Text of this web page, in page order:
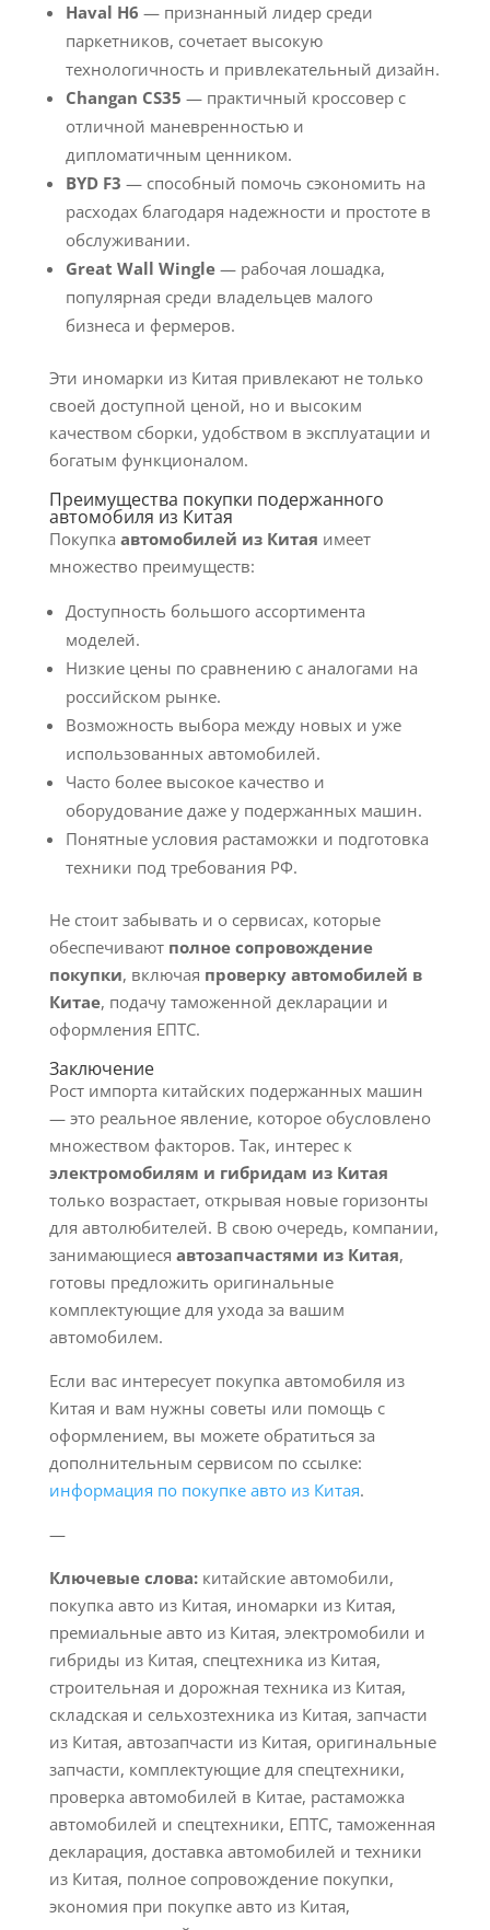
Haval H6 — признанный лидер среди
паркетников, сочетает высокую
технологичность и привлекательный дизайн.
Changan CS35 — практичный кроссовер с
отличной маневренностью и
дипломатичным ценником.
BYD F3 — способный помочь сэкономить на
расходах благодаря надежности и простоте в
обслуживании.
Great Wall Wingle— рабочая лошадка,
популярная среди владельцев малого
бизнеса и фермеров.
Эти иномарки из Китая привлекают не только
своей доступной ценой, но и высоким
качеством сборки, удобством в эксплуатации и
богатым функционалом.
Преимущества покупки подержанного
автомобиля из Китая
Покупка автомобилей из Китая имеет
множество преимуществ:
Доступность большого ассортимента
моделей.
Низкие цены по сравнению с аналогами на
российском рынке.
Возможность выбора между новых и уже
использованных автомобилей.
Часто более высокое качество и
оборудование даже у подержанных машин.
Понятные условия растаможки и подготовка
техники под требования РФ.
Не стоит забывать и о сервисах, которые
обеспечивают полное сопровождение
покупки, включая проверку автомобилей в
Китае, подачу таможенной декларации и
оформления ЕПТС.
Заключение
Рост импорта китайских подержанных машин
— это реальное явление, которое обусловлено
множеством факторов. Так, интерес к
электромобилям и гибридам из Китая
только возрастает, открывая новые горизонты
для автолюбителей. В свою очередь, компании,
занимающиеся автозапчастями из Китая,
готовы предложить оригинальные
комплектующие для ухода за вашим
автомобилем.
Если вас интересует покупка автомобиля из
Китая и вам нужны советы или помощь с
оформлением, вы можете обратиться за
дополнительным сервисом по ссылке:
информация по покупке авто из Китая.
—
Ключевые слова:китайские автомобили,
покупка авто из Китая, иномарки из Китая,
премиальные авто из Китая, электромобили и
гибриды из Китая, спецтехника из Китая,
строительная и дорожная техника из Китая,
складская и сельхозтехника из Китая, запчасти
из Китая, автозапчасти из Китая, оригинальные
запчасти, комплектующие для спецтехники,
проверка автомобилей в Китае, растаможка
автомобилей и спецтехники, ЕПТС, таможенная
декларация, доставка автомобилей и техники
из Китая, полное сопровождение покупки,
экономия при покупке авто из Китая,